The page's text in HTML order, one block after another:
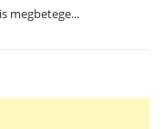
megbetege...